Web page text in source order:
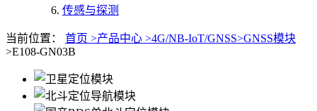
传感与探测
当前位置： 首页 >产品中心 >4G/NB-IoT/GNSS>GNSS模块
>E108-GN03B